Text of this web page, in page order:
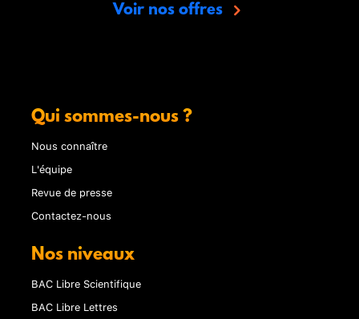
Voir nos offres
Qui sommes-nous ?
Nous connaître
L'équipe
Revue de presse
Contactez-nous
Nos niveaux
BAC Libre Scientifique
BAC Libre Lettres